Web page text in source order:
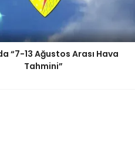
“7-13 Ağustos Arası Hava
Tahmini”